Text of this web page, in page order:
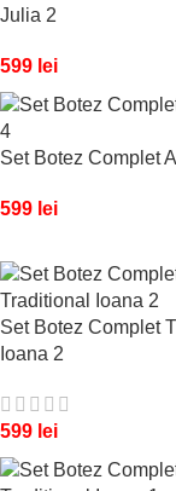
Julia 2
599 lei
Set Botez Complet
599 lei
Set Botez Complet
Ioana 2
599 lei